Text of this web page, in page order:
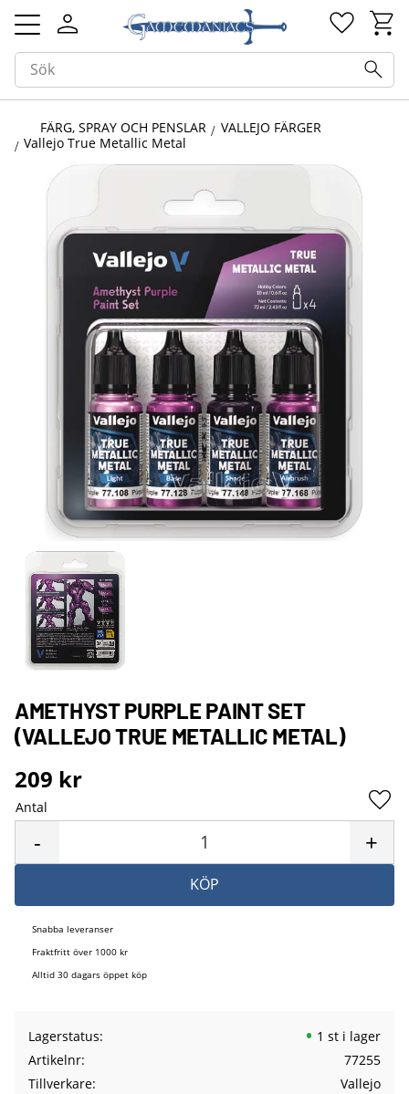
Meny
FÄRG, SPRAY OCH PENSLAR
VALLEJO FÄRGER
Vallejo True Metallic Metal
AMETHYST PURPLE PAINT SET
(VALLEJO TRUE METALLIC METAL)
209 kr
Antal
+
-
KÖP
Snabba leveranser
Fraktfritt över 1000 kr
Alltid 30 dagars öppet köp
Lagerstatus
1 st i lager
Artikelnr
77255
Tillverkare
Vallejo